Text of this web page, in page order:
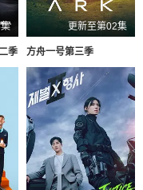
季
更新至第02集
方舟一号第三季